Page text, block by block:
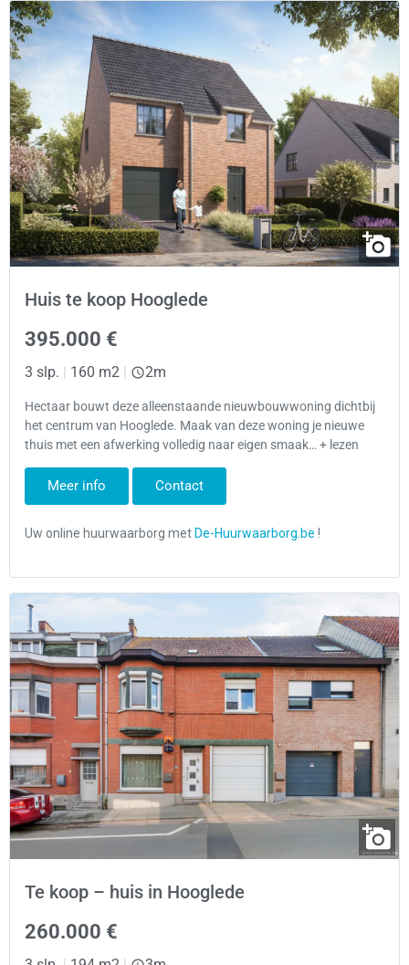
Huis te koop Hooglede
395.000 €
3 slp. 160 m2 2m
Hectaar bouwt deze alleenstaande nieuwbouwwoning dichtbij
het centrum van Hooglede. Maak van deze woning je nieuwe
thuis met een afwerking volledig naar eigen smaak… + lezen
Meer info Contact
Te koop – huis in Hooglede
260.000 €